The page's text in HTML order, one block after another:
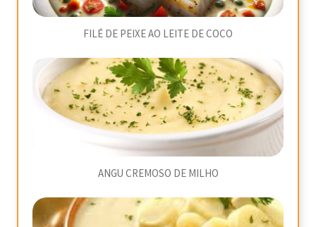
FILÉ DE PEIXE AO LEITE DE COCO
ANGU CREMOSO DE MILHO